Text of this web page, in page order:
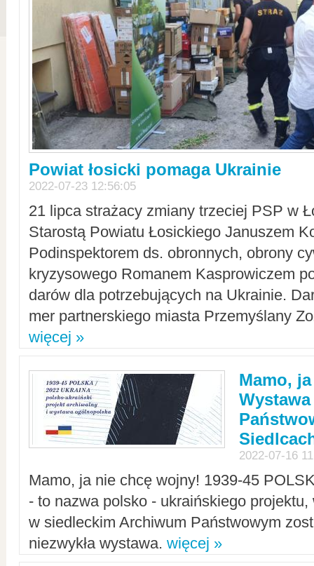
Powiat łosicki pomaga Ukrainie
2022-07-23 12:56:05
21 lipca strażacy zmiany trzeciej PSP w
Starostą Powiatu Łosickiego Januszem
Podinspektorem ds. obronnych, obrony
kryzysowego Romanem Kasprowiczem
darów dla potrzebujących na Ukrainie.
mer partnerskiego miasta Przemyślany
więcej »
Mamo,
2022-07-16
Mamo, ja nie chcę wojny! 1939-45
- to nazwa polsko - ukraińskiego
w siedleckim Archiwum Państwowym
niezwykła wystawa. więcej »